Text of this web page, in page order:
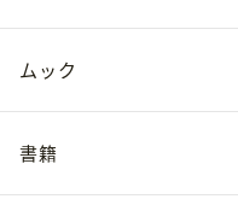
ムック
書籍